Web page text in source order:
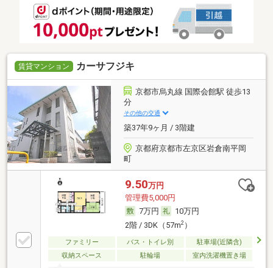
賃貸マンション カーサフジキ
京都市烏丸線 国際会館駅 徒歩13
分
その他の交通
築37年9ヶ月 / 3階建
京都府京都市左京区岩倉南平岡
町
9.50万円
管理費5,000円
7万円
10万円
2階 / 3DK（57m2）
ファミリー バス・トイレ別
駐車場(近隣含)
収納スペース
駐輪場 室内洗濯機置き場